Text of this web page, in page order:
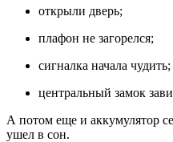
открыли дверь;
плафон не загорелся;
сигналка начала чудить;
центральный замок
А потом еще и аккумулятор
ушел в сон.